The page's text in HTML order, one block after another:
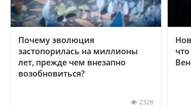
Почему эволюция
застопорилась на миллионы
лет, прежде чем внезапно
возобновиться?
2328